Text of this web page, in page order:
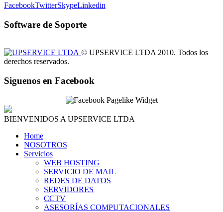
FacebookTwitterSkypeLinkedin
Software de Soporte
© UPSERVICE LTDA 2010. Todos los
derechos reservados.
Siguenos en Facebook
BIENVENIDOS A UPSERVICE LTDA
Home
NOSOTROS
Servicios
WEB HOSTING
SERVICIO DE MAIL
REDES DE DATOS
SERVIDORES
CCTV
ASESORÍAS COMPUTACIONALES